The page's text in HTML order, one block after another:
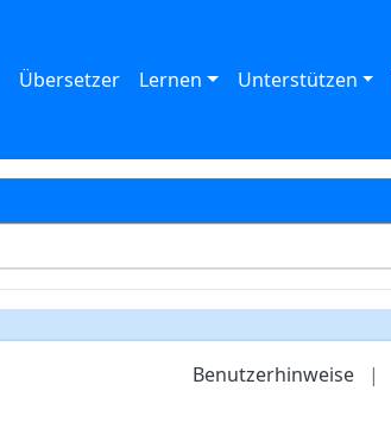
Übersetzer Lernen Unterstützen
Benutzerhinweise |